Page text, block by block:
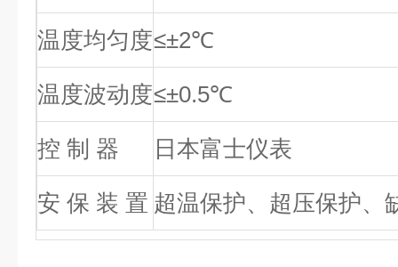
温度均匀度≤±2℃
温度波动度≤±0.5℃
控 制 器 日本富士仪表
安 保 装 置 超温保护、超压保护、